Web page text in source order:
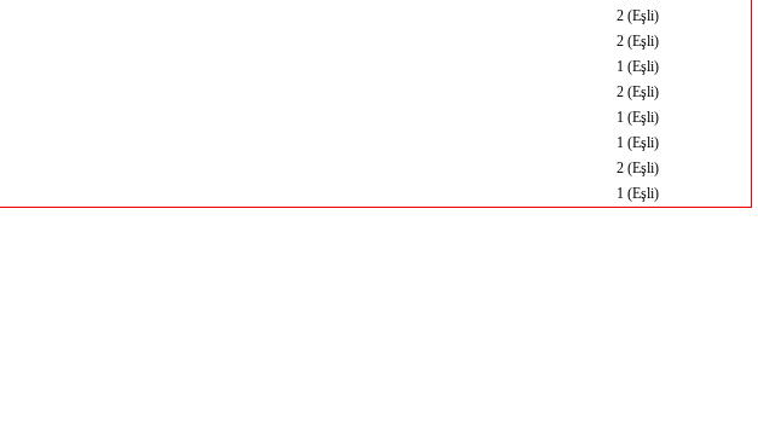
2 (Eşli)
2 (Eşli)
1 (Eşli)
2 (Eşli)
1 (Eşli)
1 (Eşli)
2 (Eşli)
1 (Eşli)